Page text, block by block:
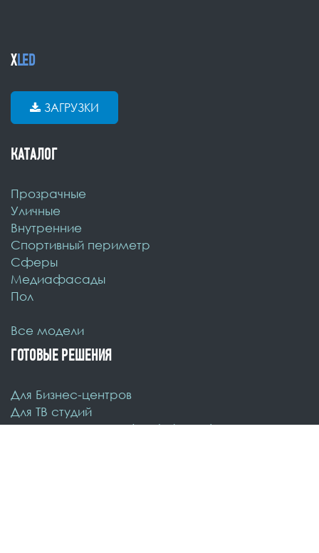
XLED
ЗАГРУЗКИ
КАТАЛОГ
Прозрачные
Уличные
Внутренние
Спортивный периметр
Cферы
Медиафасады
Пол
Все модели
ГОТОВЫЕ РЕШЕНИЯ
Для Бизнес-центров
Для ТВ студий
Для диспетчерских (control room)